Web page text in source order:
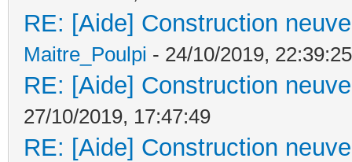
RE: [Aide] Construction
Maitre_Poulpi - 24/10/2019, 22:39:25
RE: [Aide] Construction
27/10/2019, 17:47:49
RE: [Aide] Construction